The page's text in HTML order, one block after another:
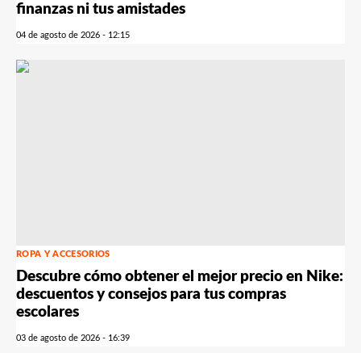
finanzas ni tus amistades
04 de agosto de 2026 - 12:15
ROPA Y ACCESORIOS
Descubre cómo obtener el mejor precio en Nike:
descuentos y consejos para tus compras
escolares
03 de agosto de 2026 - 16:39